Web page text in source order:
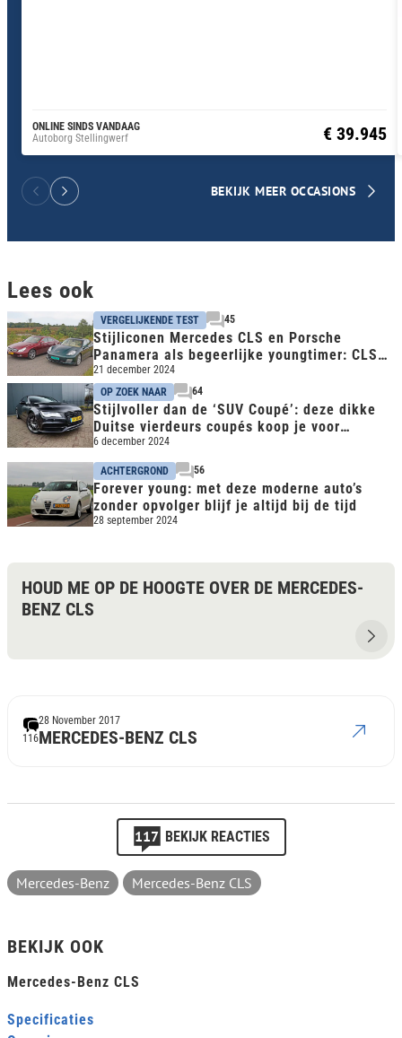
ONLINE SINDS VANDAAG
Autoborg Stellingwerf
€ 39.945
BEKIJK MEER OCCASIONS
Lees ook
VERGELIJKENDE TEST 45
Stijliconen Mercedes CLS en Porsche
Panamera als begeerlijke youngtimer: CLS
geboren klassieker
21 december 2024
OP ZOEK NAAR
64
Stijlvoller dan de ‘SUV Coupé’: deze dikke
Duitse vierdeurs coupés koop je voor
€30.000
6 december 2024
ACHTERGROND 56
Forever young: met deze moderne auto’s
zonder opvolger blijf je altijd bij de tijd
28 september 2024
HOUD ME OP DE HOOGTE OVER DE MERCEDES-
BENZ CLS
116MERCEDES-BENZ CLS
28 November 2017
117 BEKIJK REACTIES
Mercedes-Benz Mercedes-Benz CLS
BEKIJK OOK
Mercedes-Benz CLS
Specificaties